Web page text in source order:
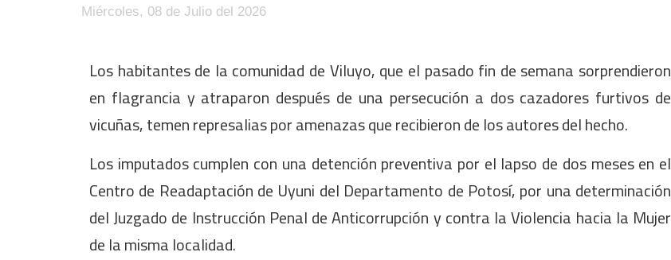
Miércoles, 08 de Julio del 2026
Los habitantes de la comunidad de Viluyo, que el pasado fin de semana sorprendieron
en flagrancia y atraparon después de una persecución a dos cazadores furtivos de
vicuñas, temen represalias por amenazas que recibieron de los autores del hecho.
Los imputados cumplen con una detención preventiva por el lapso de dos meses en el
Centro de Readaptación de Uyuni del Departamento de Potosí, por una determinación
del Juzgado de Instrucción Penal de Anticorrupción y contra la Violencia hacia la Mujer
de la misma localidad.